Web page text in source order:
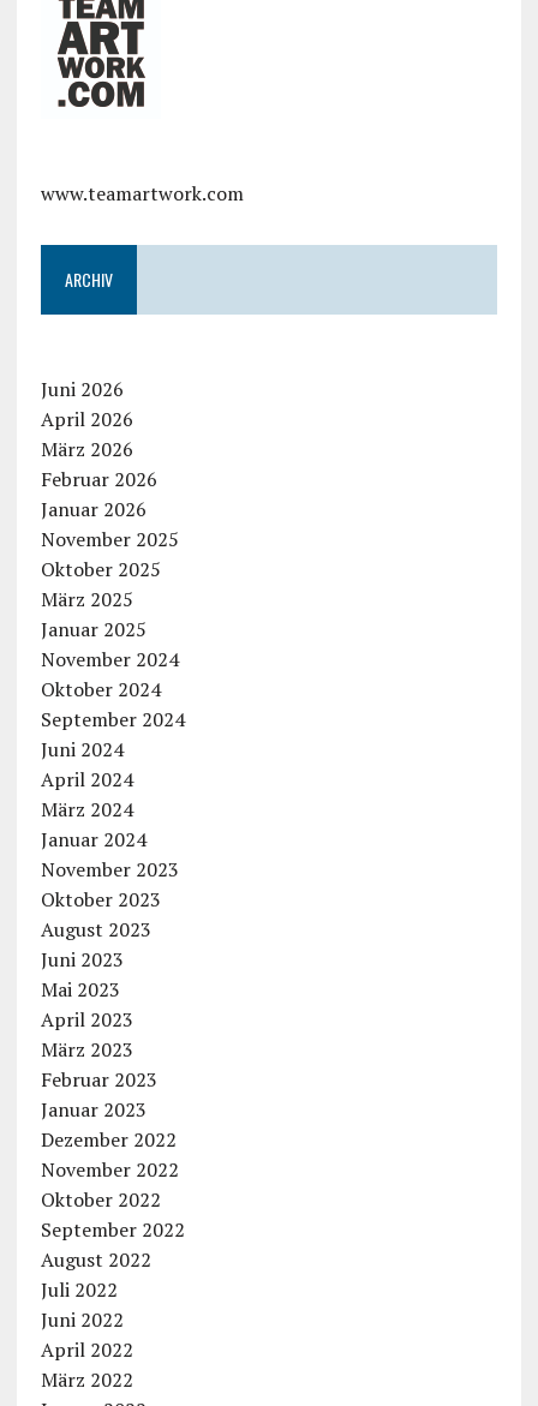
www.teamartwork.com
ARCHIV
Juni 2026
April 2026
März 2026
Februar 2026
Januar 2026
November 2025
Oktober 2025
März 2025
Januar 2025
November 2024
Oktober 2024
September 2024
Juni 2024
April 2024
März 2024
Januar 2024
November 2023
Oktober 2023
August 2023
Juni 2023
Mai 2023
April 2023
März 2023
Februar 2023
Januar 2023
Dezember 2022
November 2022
Oktober 2022
September 2022
August 2022
Juli 2022
Juni 2022
April 2022
März 2022